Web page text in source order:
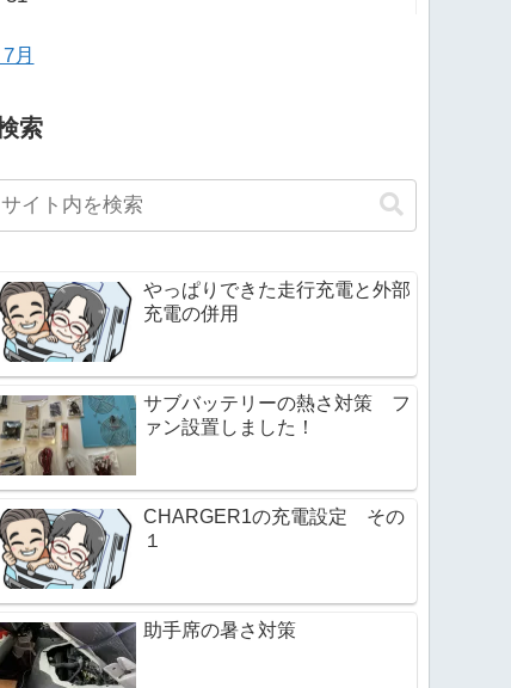
月
索
やっぱりできた走行充電と外部
充電の併用
サブバッテリーの熱さ対策 フ
ァン設置しました！
CHARGER1の充電設定 その
１
助手席の暑さ対策